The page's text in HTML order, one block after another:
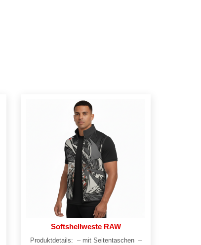
Softshellweste RAW
Produktdetails: – mit Seitentaschen –